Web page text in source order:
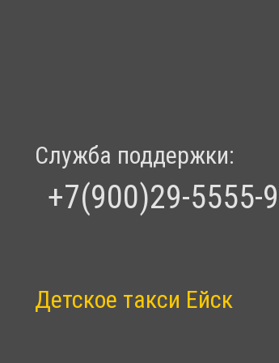
Служба поддержки:
+7(900)29-5555-9
Детское такси Ейск